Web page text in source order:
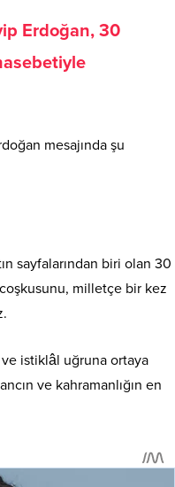
Erdoğan, 30
mesajında şu
sayfalarından biri olan 30
milletçe bir kez
istiklâl uğruna ortaya
ve kahramanlığın en